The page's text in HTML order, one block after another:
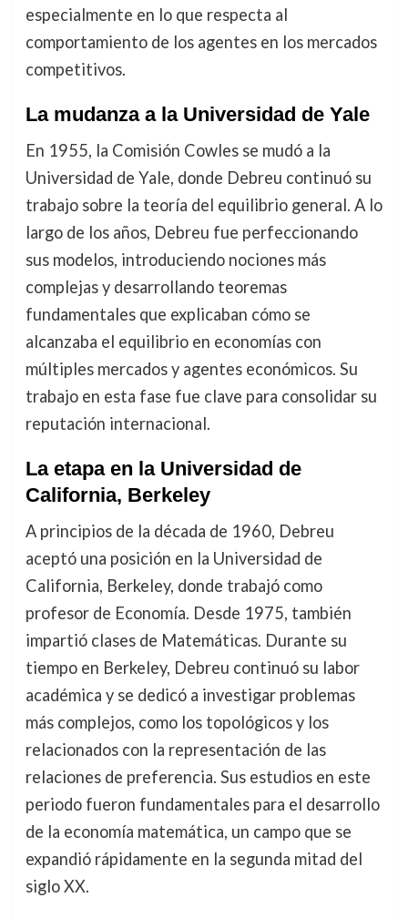
especialmente en lo que respecta al
comportamiento de los agentes en los mercados
competitivos.
La mudanza a la Universidad de Yale
En 1955, la Comisión Cowles se mudó a la
Universidad de Yale, donde Debreu continuó su
trabajo sobre la teoría del equilibrio general. A lo
largo de los años, Debreu fue perfeccionando
sus modelos, introduciendo nociones más
complejas y desarrollando teoremas
fundamentales que explicaban cómo se
alcanzaba el equilibrio en economías con
múltiples mercados y agentes económicos. Su
trabajo en esta fase fue clave para consolidar su
reputación internacional.
La etapa en la Universidad de
California, Berkeley
A principios de la década de 1960, Debreu
aceptó una posición en la Universidad de
California, Berkeley, donde trabajó como
profesor de Economía. Desde 1975, también
impartió clases de Matemáticas. Durante su
tiempo en Berkeley, Debreu continuó su labor
académica y se dedicó a investigar problemas
más complejos, como los topológicos y los
relacionados con la representación de las
relaciones de preferencia. Sus estudios en este
periodo fueron fundamentales para el desarrollo
de la economía matemática, un campo que se
expandió rápidamente en la segunda mitad del
siglo XX.